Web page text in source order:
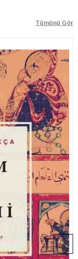
Tümünü Gör